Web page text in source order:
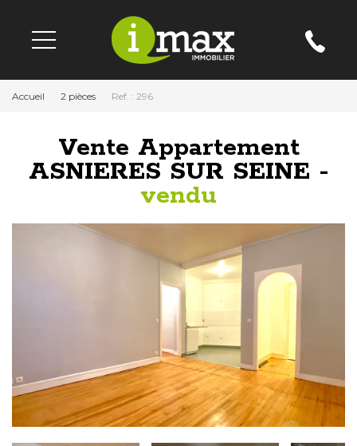
Accueil 2 pièces Ref. : 296
Vente Appartement
ASNIERES SUR SEINE -
vendu